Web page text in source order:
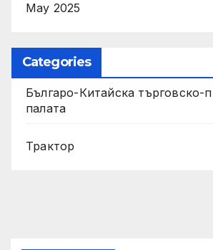
May 2025
Categories
Българо-Китайска търговско-
палата
Трактор